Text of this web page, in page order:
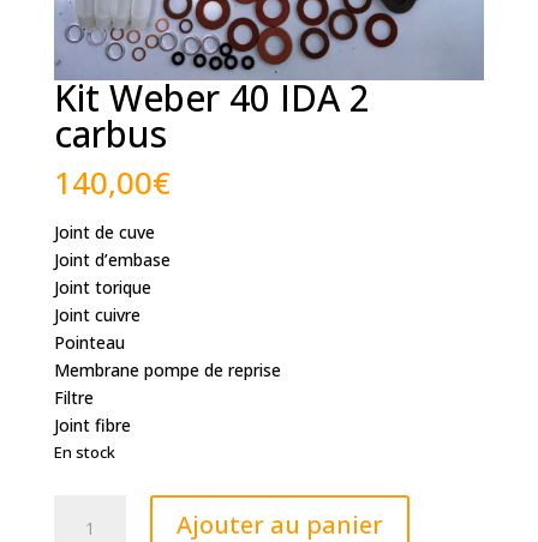
Kit Weber 40 IDA 2
carbus
140,00€
Joint de cuve
Joint d’embase
Joint torique
Joint cuivre
Pointeau
Membrane pompe de reprise
Filtre
Joint fibre
En stock
Ajouter au panier